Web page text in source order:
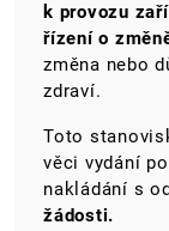
k provozu
řízení o
změna nebo
zdraví.
Toto
věci vydání
nakládání s
žádosti.